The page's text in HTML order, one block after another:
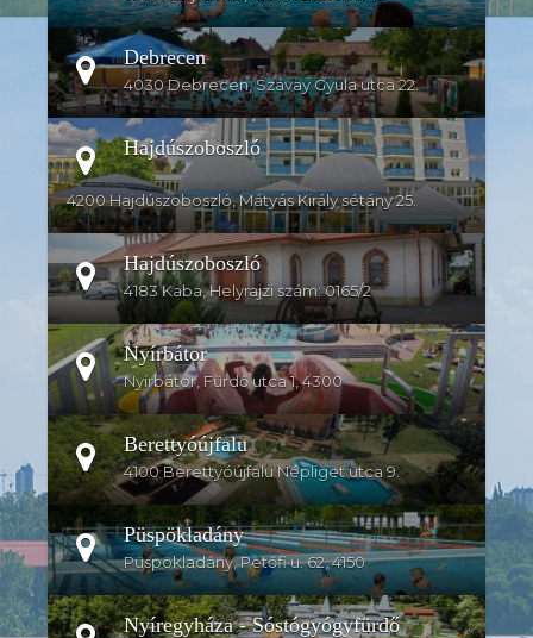
Debrecen
4030 Debrecen, Szávay Gyula utca 22.
Hajdúszoboszló
4200 Hajdúszoboszló, Mátyás Király sétány 25.
Hajdúszoboszló
4183 Kaba, Helyrajzi szám: 0165/2
Nyírbátor
Nyírbátor, Fürdő utca 1, 4300
Berettyóújfalu
4100 Berettyóújfalu Népliget utca 9.
Püspökladány
Püspökladány, Petőfi u. 62, 4150
Nyíregyháza - Sóstógyógyfürdő